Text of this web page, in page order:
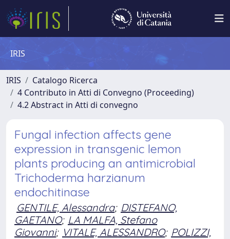
IRIS
IRIS
Catalogo Ricerca
4 Contributo in Atti di Convegno (Proceeding)
4.2 Abstract in Atti di convegno
Fungal infection affects gene
expression in transgenic lemon
plants producing an antimicrobial
Trichoderma harzianum
endochitinase
GENTILE, Alessandra; DISTEFANO,
GAETANO; LA MALFA, Stefano
Giovanni; VITALE, ALESSANDRO; POLIZZI,